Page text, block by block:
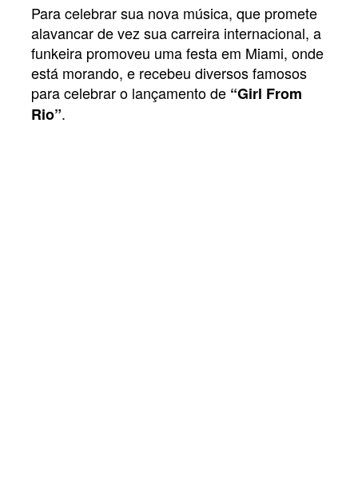
Para celebrar sua nova música, que promete
alavancar de vez sua carreira internacional, a
funkeira promoveu uma festa em Miami, onde
está morando, e recebeu diversos famosos
para celebrar o lançamento de “Girl From
Rio”.